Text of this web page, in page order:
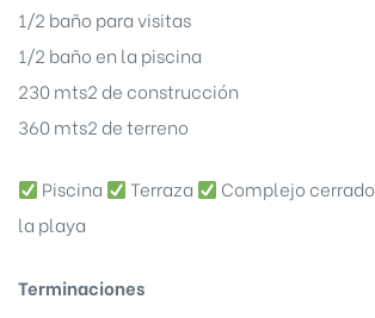
1/2 baño para visitas
1/2 baño en la piscina
230 mts2 de construcción
360 mts2 de terreno
Piscina Terraza Complejo cerrado
la playa
Terminaciones